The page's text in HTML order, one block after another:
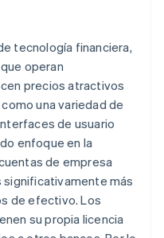
tecnología financiera,
operan
precios atractivos
una variedad de
de usuario
enfoque en la
de empresa
significativamente más
de efectivo. Los
su propia licencia